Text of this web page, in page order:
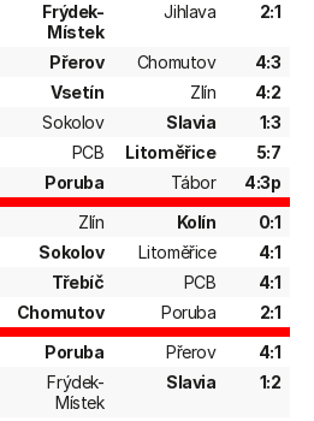
Frýdek-
Místek
Jihlava 2:1
Přerov Chomutov
4:3
Vsetín Zlín
4:2
Sokolov Slavia
1:3
PCB Litoměřice
5:7
Poruba Tábor
4:3p
Zlín Kolín
0:1
Sokolov Litoměřice
4:1
Třebíč PCB
4:1
Chomutov Poruba
2:1
Poruba Přerov
4:1
Frýdek-
Místek
Slavia 1:2